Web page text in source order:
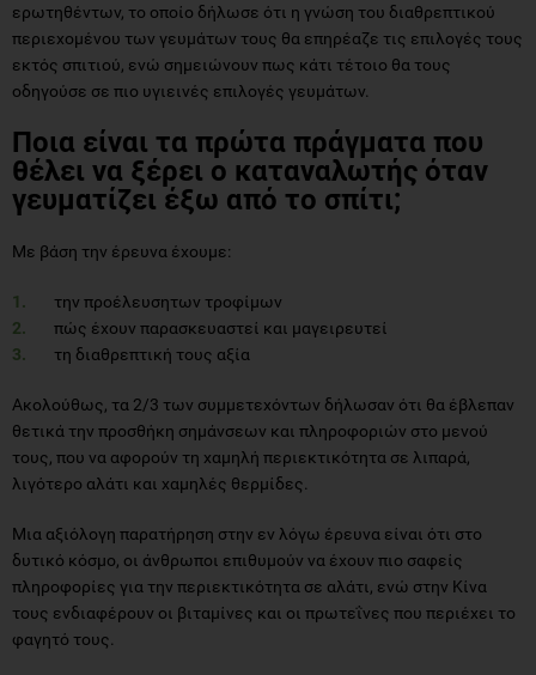
ερωτηθέντων, το οποίο δήλωσε ότι η γνώση του διαθρεπτικού
περιεχομένου των γευμάτων τους θα επηρέαζε τις επιλογές τους
εκτός σπιτιού, ενώ σημειώνουν πως κάτι τέτοιο θα τους
οδηγούσε σε πιο υγιεινές επιλογές γευμάτων.
Ποια είναι τα πρώτα πράγματα που
θέλει να ξέρει ο καταναλωτής όταν
γευματίζει έξω από το σπίτι;
Με βάση την έρευνα έχουμε:
την προέλευσητων τροφίμων
πώς έχουν παρασκευαστεί και μαγειρευτεί
τη διαθρεπτική τους αξία
Ακολούθως, τα 2/3 των συμμετεχόντων δήλωσαν ότι θα έβλεπαν
θετικά την προσθήκη σημάνσεων και πληροφοριών στο μενού
τους, που να αφορούν τη χαμηλή περιεκτικότητα σε λιπαρά,
λιγότερο αλάτι και χαμηλές θερμίδες.
Μια αξιόλογη παρατήρηση στην εν λόγω έρευνα είναι ότι στο
δυτικό κόσμο, οι άνθρωποι επιθυμούν να έχουν πιο σαφείς
πληροφορίες για την περιεκτικότητα σε αλάτι, ενώ στην Κίνα
τους ενδιαφέρουν οι βιταμίνες και οι πρωτεΐνες που περιέχει το
φαγητό τους.